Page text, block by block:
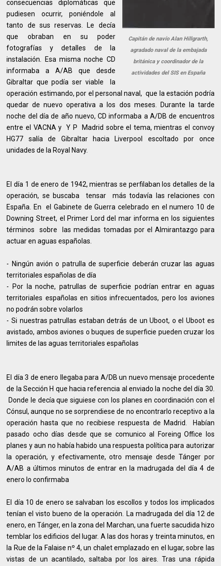
Capitán de navío Alan Hillgrarth,
agradado naval de la embajada
británica y coordinador de la
actividades del SIS en España
consecuencias diplomáticas que
pudiesen ocurrir, poniéndole al
tanto de sus reservas. Le decía
que obraban en su poder
fotografías y detalles de la
instalación. Esa misma noche CD
informaba a A/AB que desde
Gibraltar que podía ser viable la
operación estimando, por el personal naval, que la estación podría
quedar de nuevo operativa a los dos meses. Durante la tarde
noche del día de año nuevo, CD informaba a A/DB de encuentros
entre el VACNA y Y P Madrid sobre el tema, mientras el convoy
HG77 salía de Gibraltar hacia Liverpool escoltado por once
unidades de la Royal Navy.
El día 1 de enero de 1942, mientras se perfilaban los detalles de la
operación, se buscaba tensar más todavía las relaciones con
España. En el Gabinete de Guerra celebrado en el numero 10 de
Downing Street, el Primer Lord del mar informa en los siguientes
términos sobre las medidas tomadas por el Almirantazgo para
actuar en aguas españolas.
- Ningún avión o patrulla de superficie deberán cruzar las aguas
territoriales españolas de día
- Por la noche, patrullas de superficie podrían entrar en aguas
territoriales españolas en sitios infrecuentados, pero los aviones
no podrán sobre volarlos
- Si nuestras patrullas estaban detrás de un Uboot, o el Uboot es
avistado, ambos aviones o buques de superficie pueden cruzar los
limites de las aguas territoriales españolas
El día 3 de enero llegaba para A/DB un nuevo mensaje procedente
de la Sección H que hacia referencia al enviado la noche del día 30.
Donde le decía que siguiese con los planes en coordinación con el
Cónsul, aunque no se sorprendiese de no encontrarlo receptivo a la
operación hasta que no recibiese respuesta de Madrid. Habían
pasado ocho días desde que se comunico al Foreing Office los
planes y aun no había habido una respuesta política para autorizar
la operación, y efectivamente, otro mensaje desde Tánger por
A/AB a últimos minutos de entrar en la madrugada del día 4 de
enero lo confirmaba
El día 10 de enero se salvaban los escollos y todos los implicados
tenían el visto bueno de la operación. La madrugada del día 12 de
enero, en Tánger, en la zona del Marchan, una fuerte sacudida hizo
temblar los edificios del lugar. A las dos horas y treinta minutos, en
la Rue de la Falaise nº 4, un chalet emplazado en el lugar, sobre las
vistas de un acantilado, saltaba por los aires. Tras una rápida